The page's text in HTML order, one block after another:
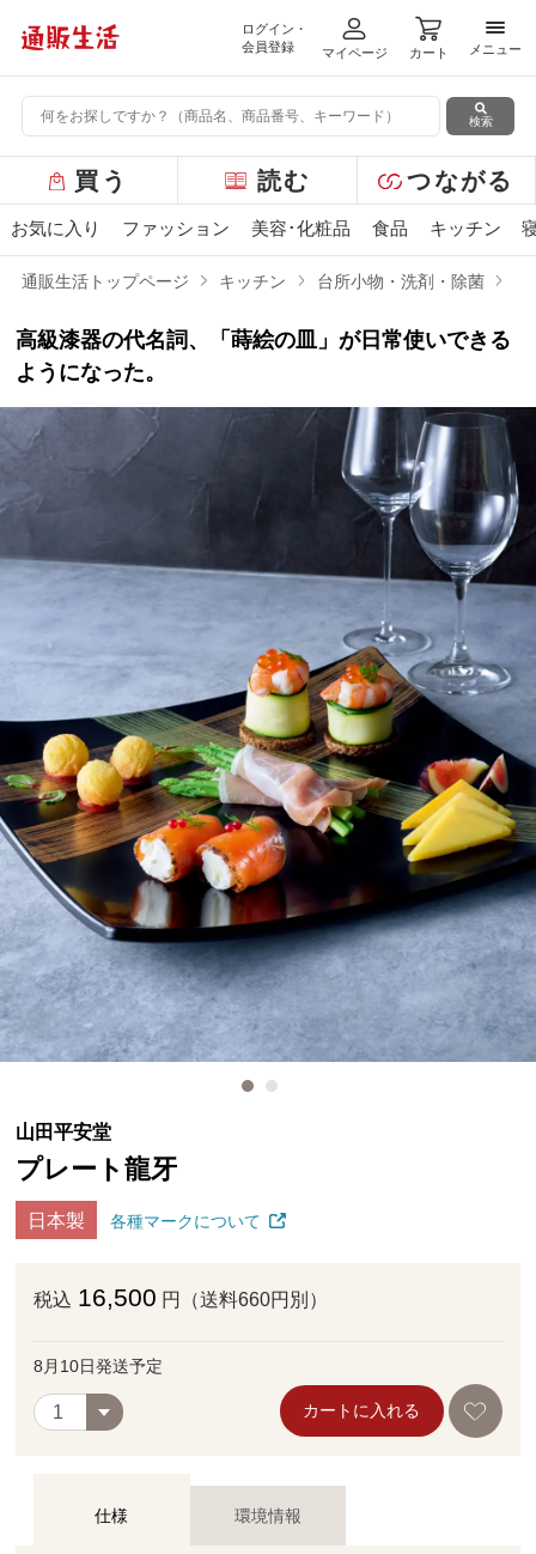
ログイン・
会員登録
マイページ カート
メニ
メニュー
検索
ー
バ
ュ
買う 読む つながる
お気に入り ファッション 美容･化粧品 食品 キッチン
通販生活トップページ キッチン 台所小物・洗剤・除菌
高級漆器の代名詞、「蒔絵の皿」が日常使いできる
ようになった。
山田平安堂
プレート龍牙
日本製 各種マークについて
税込 16,500 円（送料660円別）
8月10日発送予定
カートに入れる
仕様 環境情報